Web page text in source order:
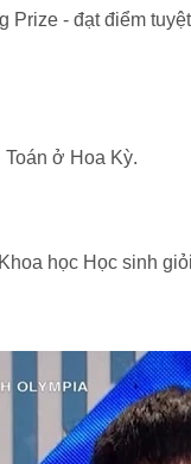
Prize - đạt điểm
ở Hoa Kỳ.
học Học sinh